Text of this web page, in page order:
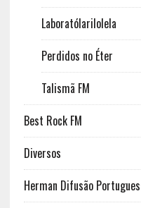
Laboratólarilolela
Perdidos no Éter
Talismã FM
Best Rock FM
Diversos
Herman Difusão